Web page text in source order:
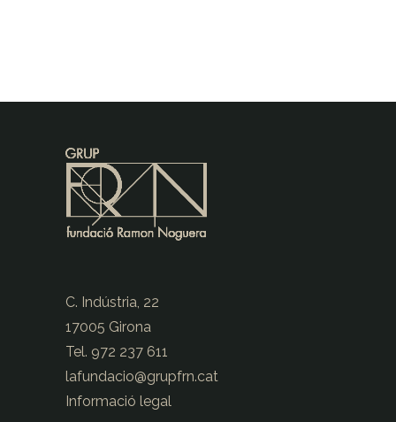
C. Indústria, 22
17005 Girona
Tel. 972 237 611
lafundacio@grupfrn.cat
Informació legal